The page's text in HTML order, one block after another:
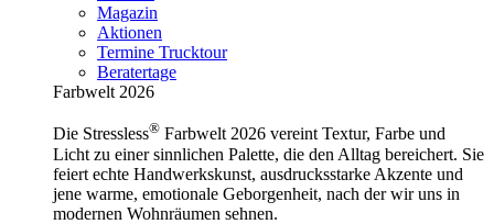
Magazin
Aktionen
Termine Trucktour
Beratertage
Farbwelt 2026
Die Stressless® Farbwelt 2026 vereint Textur, Farbe und
Licht zu einer sinnlichen Palette, die den Alltag bereichert. Sie
feiert echte Handwerkskunst, ausdrucksstarke Akzente und
jene warme, emotionale Geborgenheit, nach der wir uns in
modernen Wohnräumen sehnen.